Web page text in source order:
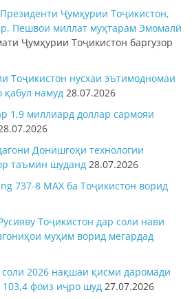
Ҷумҳурии Тоҷикистон,
Пешвои миллат муҳтарам Эмомалӣ
Ҷумҳурии Тоҷикистон баргузор
Тоҷикистон нусхаи эътимодномаи
қабул намуд 28.07.2026
1,9 миллиард доллар сармояи
Донишгоҳи технологии
таъмин шуданд 28.07.2026
737-8 MAX ба Тоҷикистон ворид
Тоҷикистон дар соли нави
муҳим ворид мегардад
2026 нақшаи қисми даромади
103,4 фоиз иҷро шуд 27.07.2026